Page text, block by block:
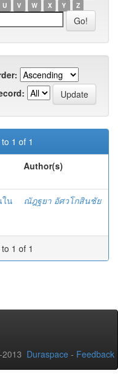
U V W X Y Z
1 of 1
Author(s)
ใน
ณัฎฐยา อัศวโกสินชัย
1 of 1
Duraspace - Feedback